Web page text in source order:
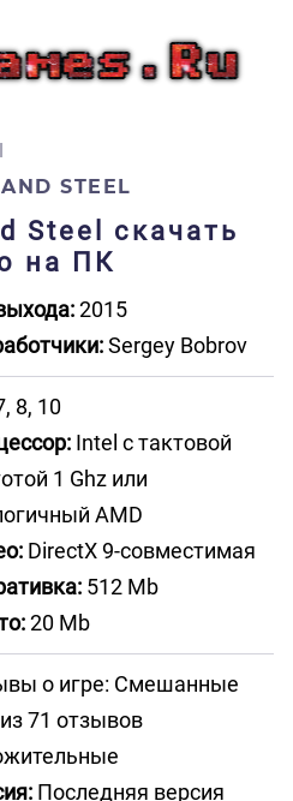
STEEL
Steel скачать
на ПК
2015
Sergey Bobrov
8, 10
Intel с тактовой
1 Ghz или
AMD
DirectX 9-совместимая
512 Mb
20 Mb
о игре: Смешанные
71 отзывов
Последняя версия